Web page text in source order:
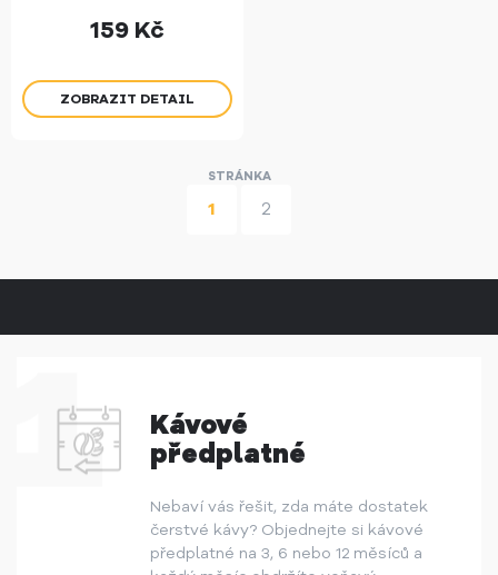
159 Kč
ZOBRAZIT DETAIL
1 2
Kávové
předplatné
Nebaví vás řešit, zda máte dostatek
čerstvé kávy? Objednejte si kávové
předplatné na 3, 6 nebo 12 měsíců a